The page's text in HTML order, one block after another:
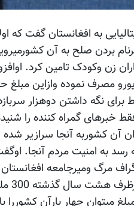
به افغانستان گفت
بردن صلح به آن
زن وکودک تامین کرد.
اش درافغانستان 2،5 ملیارد یورو مصرف
نگه داشتن دوهزار
خبرهای گمراه کننده را
آن کشوربه آنجا سرازیر
به امنیت مردم آنجا.
گراف مرگ ومیرجامعه
دارو
میتوان چهار بارآن